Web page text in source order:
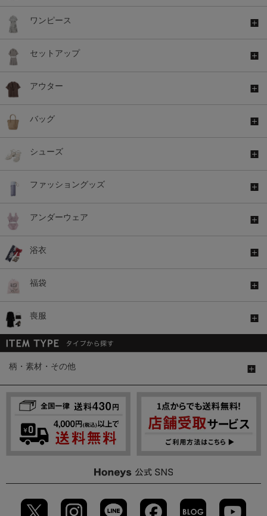
ワンピース
セットアップ
アウター
バッグ
シューズ
ファッショングッズ
アンダーウェア
浴衣
福袋
喪服
柄・素材・その他